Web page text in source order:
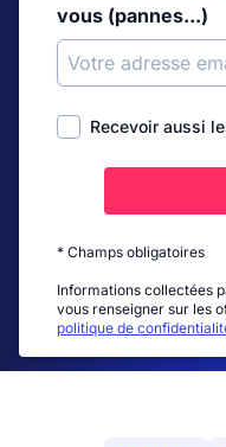
vous (pannes...)
Recevoir aussi
* Champs obligatoires
Informations collectées
vous renseigner sur les
politique de